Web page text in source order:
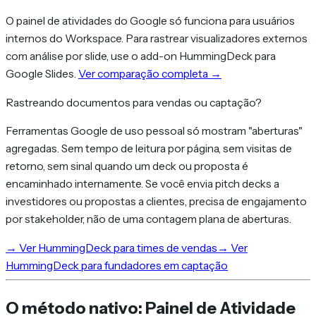
O painel de atividades do Google só funciona para usuários
internos do Workspace. Para rastrear visualizadores externos
com análise por slide, use o add-on HummingDeck para
Google Slides. Ver comparação completa →
Rastreando documentos para vendas ou captação?
Ferramentas Google de uso pessoal só mostram "aberturas"
agregadas. Sem tempo de leitura por página, sem visitas de
retorno, sem sinal quando um deck ou proposta é
encaminhado internamente. Se você envia pitch decks a
investidores ou propostas a clientes, precisa de engajamento
por stakeholder, não de uma contagem plana de aberturas.
→ Ver HummingDeck para times de vendas → Ver
HummingDeck para fundadores em captação
O método nativo: Painel de Atividade